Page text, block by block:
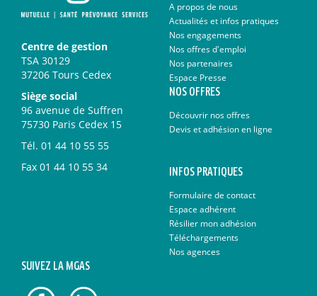
Centre de gestion
TSA 30129
37206 Tours Cedex
Siège social
96 avenue de Suffren
75730 Paris Cedex 15
Tél. 01 44 10 55 55
Fax 01 44 10 55 34
A propos de nous
Actualités et infos pratiques
Nos engagements
Nos offres d'emploi
Nos partenaires
Espace Presse
NOS OFFRES
Découvrir nos offres
Devis et adhésion en ligne
INFOS PRATIQUES
Formulaire de contact
Espace adhérent
Résilier mon adhésion
Téléchargements
Nos agences
SUIVEZ LA MGAS